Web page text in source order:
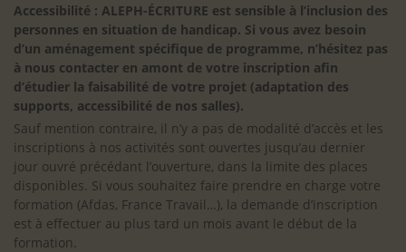
Accessibilité : ALEPH-ÉCRITURE est sensible à l’inclusion des
personnes en situation de handicap. Si vous avez besoin
d’un aménagement spécifique de programme, n’hésitez pas
à nous contacter en amont de votre inscription afin
d’étudier la faisabilité de votre projet (adaptation des
supports, accessibilité de nos salles).
Sauf mention contraire, il n’y a pas de modalité d’accès et les
inscriptions à nos activités sont ouvertes jusqu’au dernier
jour ouvré précédant l’ouverture, dans la limite des places
disponibles. Si vous souhaitez faire prendre en charge votre
formation (Afdas, France Travail…), la demande d’inscription
est à effectuer au plus tard un mois avant le début de la
formation.